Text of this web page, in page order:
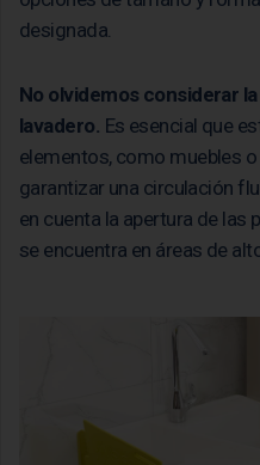
designada.
No olvidemos considerar
lavadero. Es esencial que
elementos, como muebles
garantizar una circulación
en cuenta la apertura de las
se encuentra en áreas de